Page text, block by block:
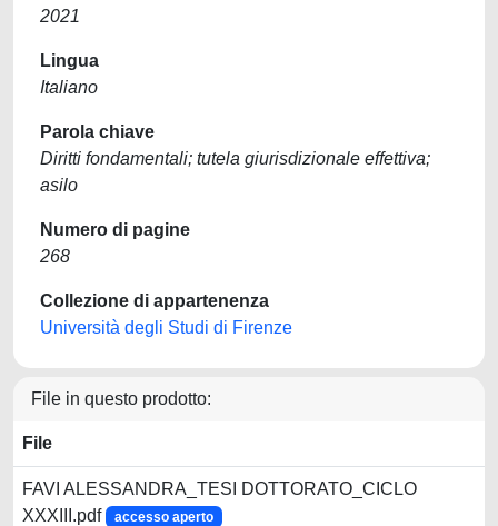
2021
Lingua
Italiano
Parola chiave
Diritti fondamentali; tutela giurisdizionale effettiva;
asilo
Numero di pagine
268
Collezione di appartenenza
Università degli Studi di Firenze
File in questo prodotto:
File
FAVI ALESSANDRA_TESI DOTTORATO_CICLO
XXXIII.pdf
accesso aperto